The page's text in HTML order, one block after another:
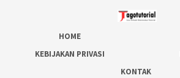
HOME
KEBIJAKAN PRIVASI
KONTAK